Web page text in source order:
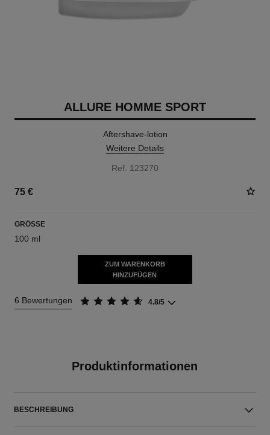
ALLURE HOMME SPORT
Aftershave-lotion
Weitere Details
Ref. 123270
75 €
GRÖSSE
100 ml
ZUM WARENKORB
HINZUFÜGEN
6 Bewertungen 4.8/5
Produktinformationen
BESCHREIBUNG